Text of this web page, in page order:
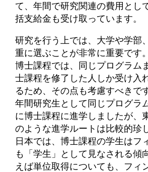
て、年間で研究関連の費用とし
括支給金も受け取っています。
研究を行う上では、大学や学部
重に選ぶことが非常に重要です
博士課程では、同じプログラム
士課程を修了した人しか受け入
るため、その点も考慮すべきで
年間研究生として同じプログラ
に博士課程に進学しましたが、
のような進学ルートは比較的珍
日本では、博士課程の学生はフ
も「学生」として見なされる傾
えば単位取得についても、フィ